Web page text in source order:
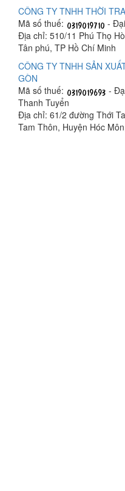
CÔNG TY TNHH THỜI
Mã số thuế:
-
Địa chỉ: 510/11 Phú Thọ
Tân phú, TP Hồ Chí Minh
CÔNG TY TNHH SẢN
GÒN
Mã số thuế:
-
Thanh Tuyển
Địa chỉ: 61/2 đường Thới
Tam Thôn, Huyện Hóc